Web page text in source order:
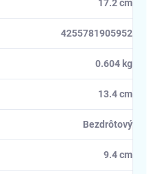
17.2 cm
4255781905952
0.604 kg
13.4 cm
Bezdrôtový
9.4 cm